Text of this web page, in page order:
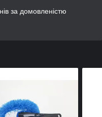
за домовленістю